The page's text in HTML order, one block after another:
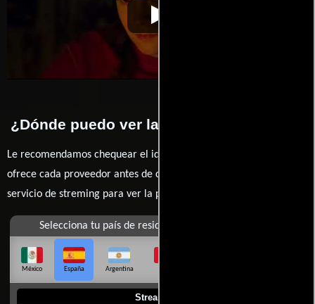
Video de la película The Dark
¿Dónde puedo ver la películas The Dark?
Le recomendamos chequear el idioma, doblaje o subtítulos que
ofrece cada proveedor antes de comprar, alquilar o contratar un
servicio de streming para ver la películas.
Selecciona tu país de residencia
México España Argentina
Streaming